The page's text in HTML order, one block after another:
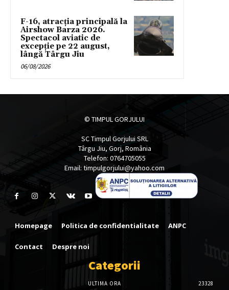
F-16, atracția principală la
Airshow Barza 2026.
Spectacol aviatic de
excepție pe 22 august,
lângă Târgu Jiu
06/08/2026
© TIMPUL GORJULUI
SC Timpul Gorjului SRL
Târgu Jiu, Gorj, România
Telefon: 0764705055
Email: timpulgorjului@yahoo.com
Homepage Politica de confidentialitate ANPC
Contact Despre noi
Categorii
ULTIMA ORA 23328